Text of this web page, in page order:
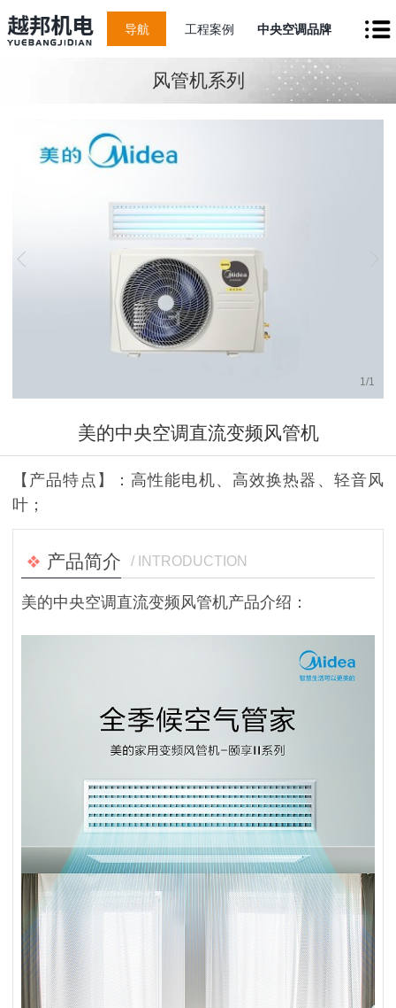
导航 工程案例 中央空调品牌
风管机系列
1 /1
美的中央空调直流变频风管机
【产品特点】：高性能电机、高效换热器、轻音风
叶；
产品简介 / INTRODUCTION
美的中央空调直流变频风管机产品介绍：